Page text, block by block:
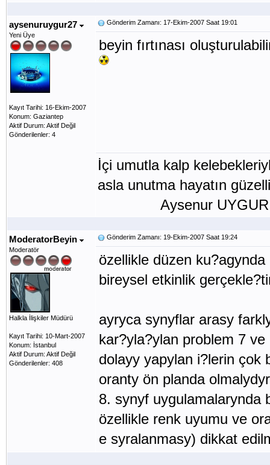
aysenuruygur27
Yeni Üye
Kayıt Tarihi: 16-Ekim-2007
Konum: Gaziantep
Aktif Durum: Aktif Değil
Gönderilenler: 4
Gönderim Zamanı: 17-Ekim-2007 Saat 19:01
beyin fırtınası
İçi umutla kalp
asla unutma hayatın
Aysenur UYGUR
ModeratorBeyin
Moderatör
Halkla İlişkiler Müdürü
Kayıt Tarihi: 10-Mart-2007
Konum: İstanbul
Aktif Durum: Aktif Değil
Gönderilenler: 408
Gönderim Zamanı: 19-Ekim-2007 Saat 19:24
özellikle düzen
bireysel etkinlik
ayryca synyflar arasy
kar?yla?ylan problem 7
dolayy yapylan i?lerin çok
oranty ön planda
8. synyf uygulamalarynda
özellikle renk uyumu ve
e syralanmasy) dikkat